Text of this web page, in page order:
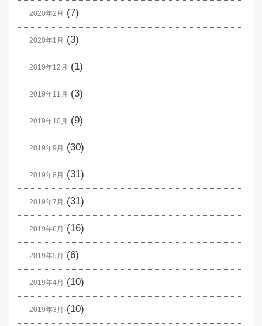
2020年2月 (7)
2020年1月 (3)
2019年12月 (1)
2019年11月 (3)
2019年10月 (9)
2019年9月 (30)
2019年8月 (31)
2019年7月 (31)
2019年6月 (16)
2019年5月 (6)
2019年4月 (10)
2019年3月 (10)